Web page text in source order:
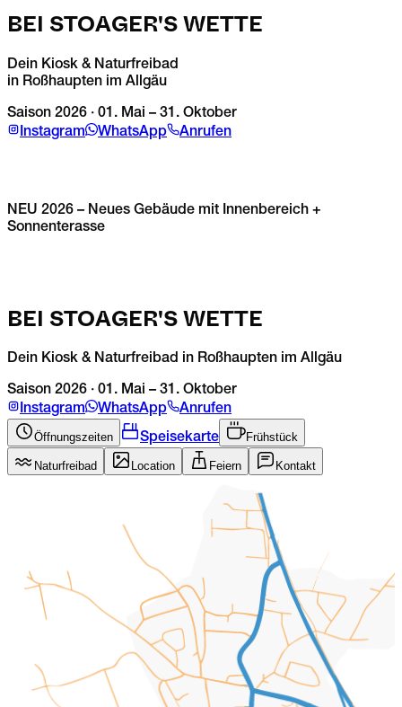
BEI STOAGER'S WETTE
Dein Kiosk & Naturfreibad
in Roßhaupten im Allgäu
Saison 2026 · 01. Mai – 31. Oktober
Instagram
WhatsApp Anrufen
NEU 2026 – Neues Gebäude mit Innenbereich +
Sonnenterasse
BEI STOAGER'S WETTE
Dein Kiosk & Naturfreibad in Roßhaupten im Allgäu
Saison 2026 · 01. Mai – 31. Oktober
Instagram
WhatsApp Anrufen
Öffnungszeiten Speisekarte Frühstück
Naturfreibad Location Feiern Kontakt